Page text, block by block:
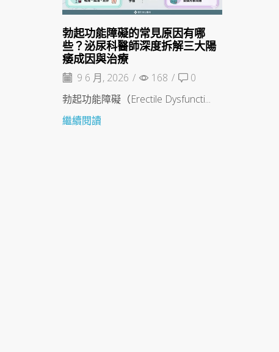
勃起功能障礙的常見原因有哪
些？泌尿科醫師深度拆解三大陽
痿成因與治療
9 6 月, 2026 / 168 /
0
勃起功能障礙（Erectile Dysfuncti...
繼續閱讀